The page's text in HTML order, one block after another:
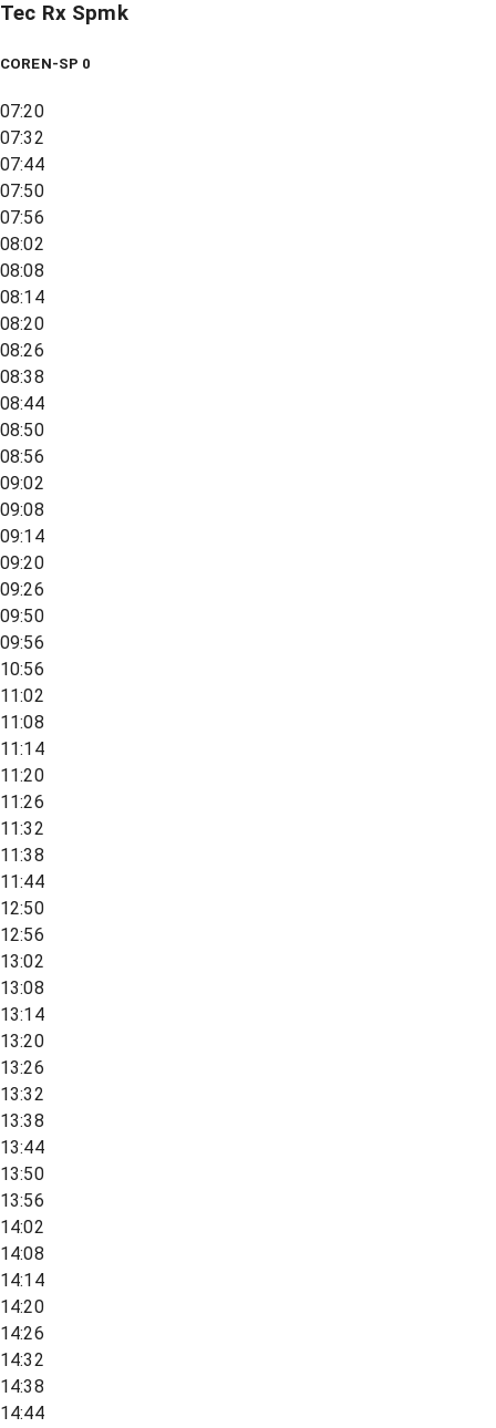
Tec Rx Spmk
COREN-SP 0
07:20
07:32
07:44
07:50
07:56
08:02
08:08
08:14
08:20
08:26
08:38
08:44
08:50
08:56
09:02
09:08
09:14
09:20
09:26
09:50
09:56
10:56
11:02
11:08
11:14
11:20
11:26
11:32
11:38
11:44
12:50
12:56
13:02
13:08
13:14
13:20
13:26
13:32
13:38
13:44
13:50
13:56
14:02
14:08
14:14
14:20
14:26
14:32
14:38
14:44